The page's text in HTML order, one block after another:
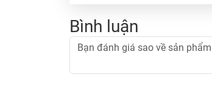
Bình luận